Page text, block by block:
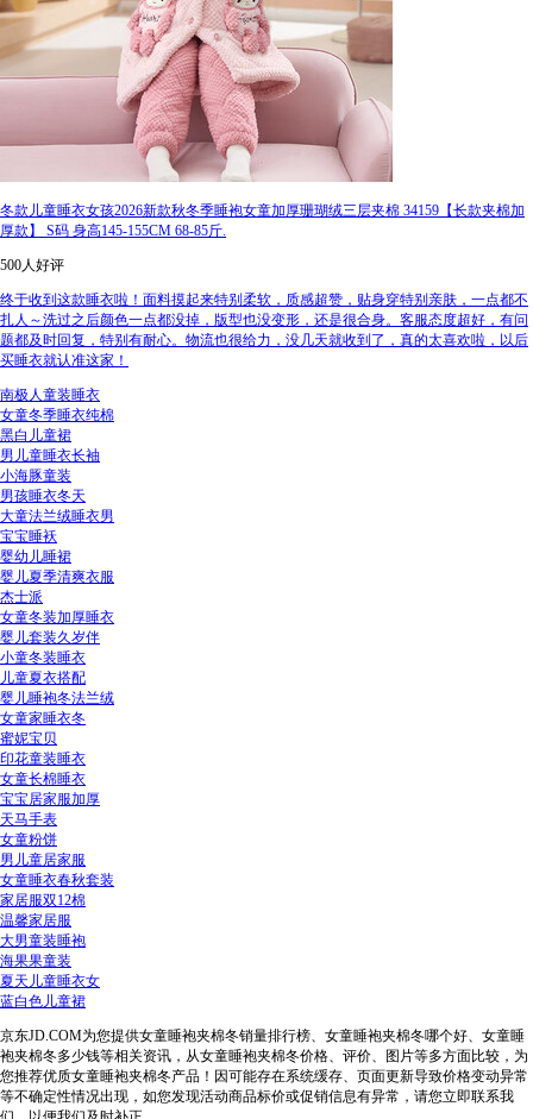
冬款儿童睡衣女孩2026新款秋冬季睡袍女童加厚珊瑚绒三层夹棉 34159【长款夹棉加
厚款】 S码 身高145-155CM 68-85斤.
500人好评
终于收到这款睡衣啦！面料摸起来特别柔软，质感超赞，贴身穿特别亲肤，一点都不
扎人～洗过之后颜色一点都没掉，版型也没变形，还是很合身。客服态度超好，有问
题都及时回复，特别有耐心。物流也很给力，没几天就收到了，真的太喜欢啦，以后
买睡衣就认准这家！
南极人童装睡衣
女童冬季睡衣纯棉
黑白儿童裙
男儿童睡衣长袖
小海豚童装
男孩睡衣冬天
大童法兰绒睡衣男
宝宝睡袄
婴幼儿睡裙
婴儿夏季清爽衣服
杰士派
女童冬装加厚睡衣
婴儿套装久岁伴
小童冬装睡衣
儿童夏衣搭配
婴儿睡袍冬法兰绒
女童家睡衣冬
蜜妮宝贝
印花童装睡衣
女童长棉睡衣
宝宝居家服加厚
天马手表
女童粉饼
男儿童居家服
女童睡衣春秋套装
家居服双12棉
温馨家居服
大男童装睡袍
海果果童装
夏天儿童睡衣女
蓝白色儿童裙
京东JD.COM为您提供女童睡袍夹棉冬销量排行榜、女童睡袍夹棉冬哪个好、女童睡
袍夹棉冬多少钱等相关资讯，从女童睡袍夹棉冬价格、评价、图片等多方面比较，为
您推荐优质女童睡袍夹棉冬产品！因可能存在系统缓存、页面更新导致价格变动异常
等不确定性情况出现，如您发现活动商品标价或促销信息有异常，请您立即联系我